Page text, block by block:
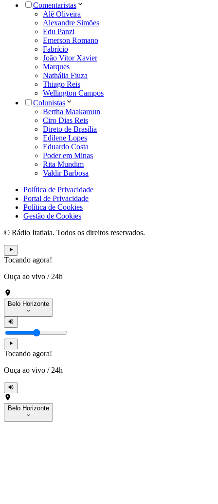
Comentaristas
Alê Oliveira
Alexandre Simões
Edu Panzi
Emerson Romano
Fabrício
João Vitor Xavier
Marques
Nathália Fiuza
Thiago Reis
Wellington Campos
Colunistas
Bertha Maakaroun
Ciro Dias Reis
Direto de Brasília
Edilene Lopes
Eduardo Costa
Poder em Minas
Rita Mundim
Valdir Barbosa
Política de Privacidade
Portal de Privacidade
Política de Cookies
Gestão de Cookies
© Rádio Itatiaia. Todos os direitos reservados.
Tocando agora!
Ouça ao vivo / 24h
Belo Horizonte
Tocando agora!
Ouça ao vivo / 24h
Belo Horizonte